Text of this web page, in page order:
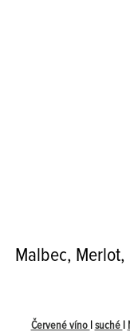
Malbec, Merlot,
Červené víno suché